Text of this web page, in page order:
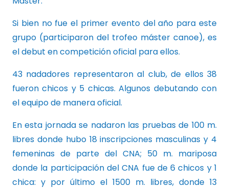
Si bien no fue el primer evento del año para este
grupo (participaron del trofeo máster canoe), es
el debut en competición oficial para ellos.
43 nadadores representaron al club, de ellos 38
fueron chicos y 5 chicas. Algunos debutando con
el equipo de manera oficial.
En esta jornada se nadaron las pruebas de 100 m.
libres donde hubo 18 inscripciones masculinas y 4
femeninas de parte del CNA; 50 m. mariposa
donde la participación del CNA fue de 6 chicos y 1
chica: y por último el 1500 m. libres, donde 13